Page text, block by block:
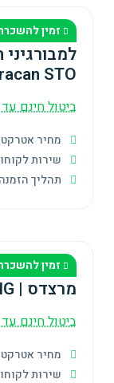
זמין
STO
ביטול חינם עד 48
מחיר
שירות לקוחות
תהליך
זמין
מרצדס | Mercedes GT63S AMG
ביטול חינם עד 48
מחיר
שירות לקוחות